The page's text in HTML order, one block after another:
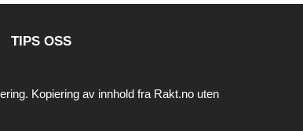
TIPS OSS
Kopiering av innhold fra Rakt.no uten